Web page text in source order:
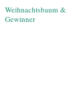
Weihnachtsbaum &
Gewinner